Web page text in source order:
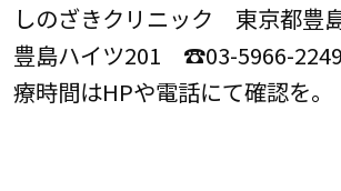
しのざきクリニック 東京都豊
豊島ハイツ201 ☎03-5966-
療時間はHPや電話にて確認を。